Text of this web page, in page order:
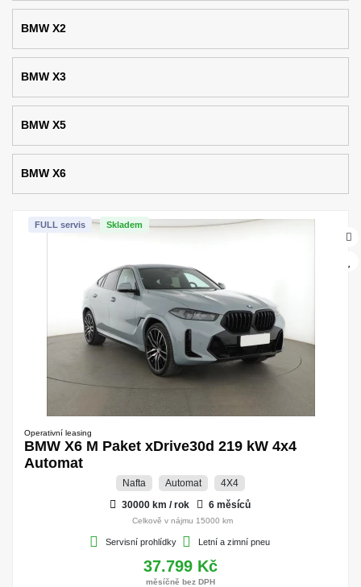
BMW X2
BMW X3
BMW X5
BMW X6
Skladem
FULL servis
Operativní leasing
BMW X6 M Paket xDrive30d 219 kW 4x4
Automat
Nafta Automat
4X4
30000 km / rok
6 měsíců
Celkově v nájmu 15000 km
Servisní prohlídky Letní a zimní pneu
37.799 Kč
měsíčně bez DPH